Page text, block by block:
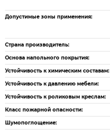
Допустимые зоны применения:
Страна производитель:
Основа напольного покрытия:
Устойчивость к химическим составам:
Устойчивость к давлению мебели:
Устойчивость к роликовым креслам:
Класс пожарной опасности:
Шумопоглощение: